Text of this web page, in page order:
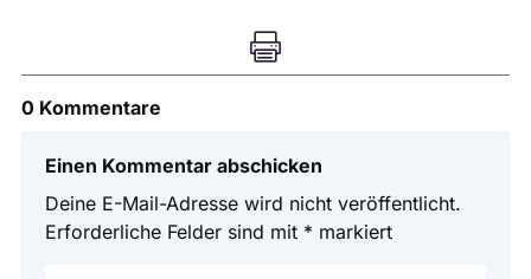

0 Kommentare
Einen Kommentar abschicken
Deine E-Mail-Adresse wird nicht veröffentlicht.
Erforderliche Felder sind mit * markiert